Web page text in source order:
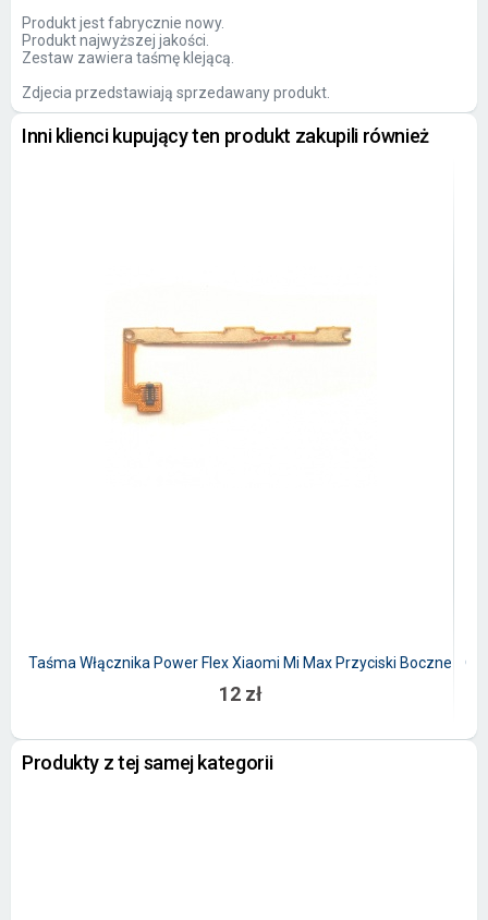
Produkt jest fabrycznie nowy.
Produkt najwyższej jakości.
Zestaw zawiera taśmę klejącą.
Zdjecia przedstawiają sprzedawany produkt.
Inni klienci kupujący ten produkt zakupili również
Taśma Włącznika Power Flex Xiaomi Mi Max Przyciski Boczne
12 zł
Produkty z tej samej kategorii